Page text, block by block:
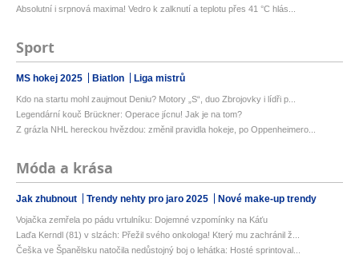
Absolutní i srpnová maxima! Vedro k zalknutí a teplotu přes 41 °C hlás...
Sport
MS hokej 2025 Biatlon Liga mistrů
Kdo na startu mohl zaujmout Deniu? Motory „S“, duo Zbrojovky i lídři p...
Legendární kouč Brückner: Operace jícnu! Jak je na tom?
Z grázla NHL hereckou hvězdou: změnil pravidla hokeje, po Oppenheimero...
Móda a krása
Jak zhubnout Trendy nehty pro jaro 2025 Nové make-up trendy
Vojačka zemřela po pádu vrtulníku: Dojemné vzpomínky na Káťu
Laďa Kerndl (81) v slzách: Přežil svého onkologa! Který mu zachránil ž...
Češka ve Španělsku natočila nedůstojný boj o lehátka: Hosté sprintoval...